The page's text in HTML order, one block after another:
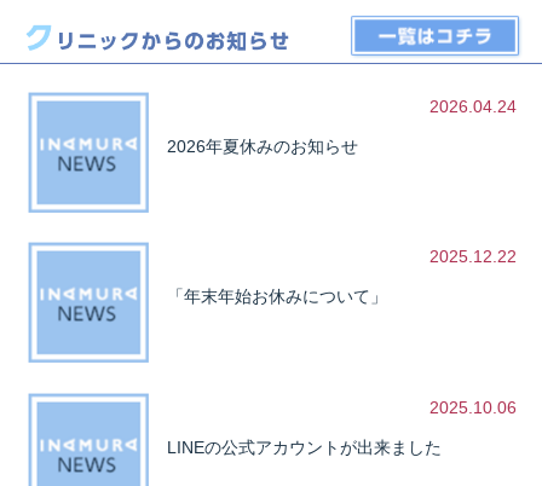
2026.04.24
2026年夏休みのお知らせ
2025.12.22
「年末年始お休みについて」
2025.10.06
LINEの公式アカウントが出来ました